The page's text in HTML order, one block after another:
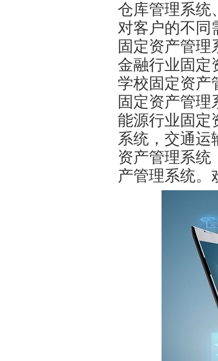
仓库管理系统
对客户的不同
固定资产管
金融行业固定
学校固定资产
固定资产管
能源行业固定
系统，交通运
资产管理系统
产管理系统。